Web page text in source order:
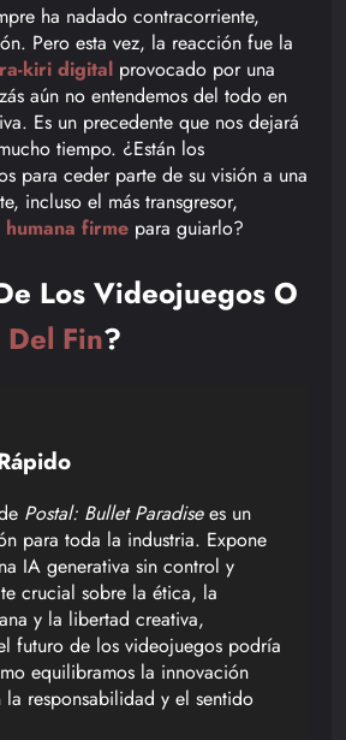
ha nadado contracorriente,
Pero esta vez, la reacción fue la
kiri digital provocado por una
aún no entendemos del todo en
Es un precedente que nos dejará
tiempo. ¿Están los
para ceder parte de su visión a una
incluso el más transgresor,
humana firme para guiarlo?
Los Videojuegos O
Fin?
Postal: Bullet Paradisees un
para toda la industria. Expone
IA generativa sin control y
crucial sobre la ética, la
y la libertad creativa,
futuro de los videojuegos podría
equilibramos la innovación
responsabilidad y el sentido